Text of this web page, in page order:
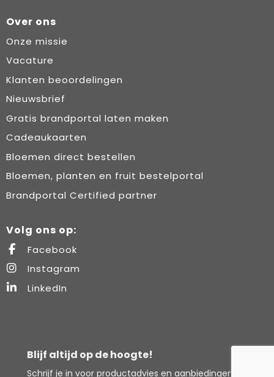
Over ons
Onze missie
Vacature
Klanten beoordelingen
Nieuwsbrief
Gratis brandportal laten maken
Cadeaukaarten
Bloemen direct bestellen
Bloemen, planten en fruit bestelportal
Brandportal Certified partner
Volg ons op:
Facebook
Instagram
LinkedIn
Blijf altijd op de hoogte!
Schrijf je in voor productadvies en aanbiedingen.